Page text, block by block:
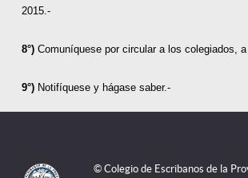
2015.-
8°) Comuníquese por circular a los colegiados,
9°) Notifíquese y hágase saber.-
© Colegio de Escribanos de la